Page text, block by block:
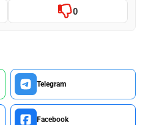
0
Telegram
Facebook